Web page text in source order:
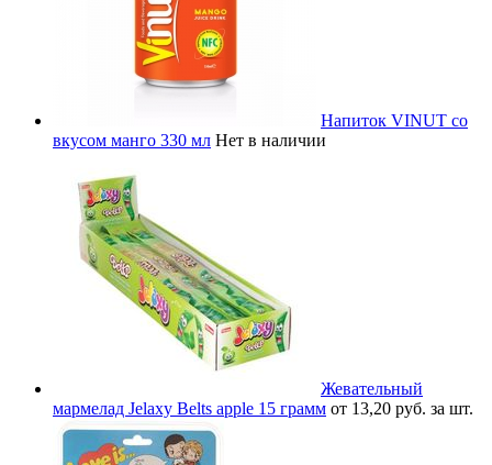
Напиток VINUT со
вкусом манго 330 мл Нет в наличии
Жевательный
мармелад Jelaxy Belts apple 15 грамм от 13,20 руб. за шт.